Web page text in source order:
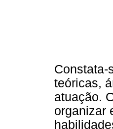
Constata-
teóricas,
atuação.
organizar